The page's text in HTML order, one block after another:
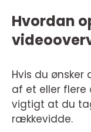
Hvordan
Hvis du
af et eller flere
vigtigt at du
rækkevidde.